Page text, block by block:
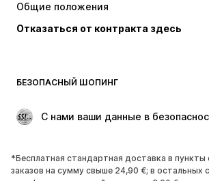
Белье
Пальто
Юбки
Поводы
ЭКСКЛЮЗИВ
ОБУВЬ
Общие положения
Отказаться от контракта здесь
БЕЗОПАСНЫЙ ШОПИНГ
С нами ваши данные в
*Бесплатная стандартная доставка в пункты
заказов на сумму свыше 24,90 €; в остальных